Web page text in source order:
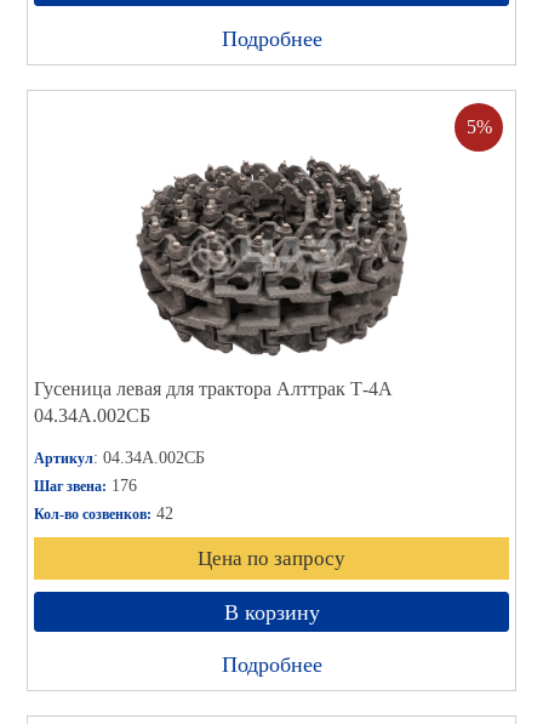
Подробнее
5%
Гусеница левая для трактора Алттрак Т-4А
04.34А.002СБ
Артикул: 04.34А.002СБ
Шаг звена: 176
Кол-во созвенков: 42
Цена по запросу
В корзину
Подробнее